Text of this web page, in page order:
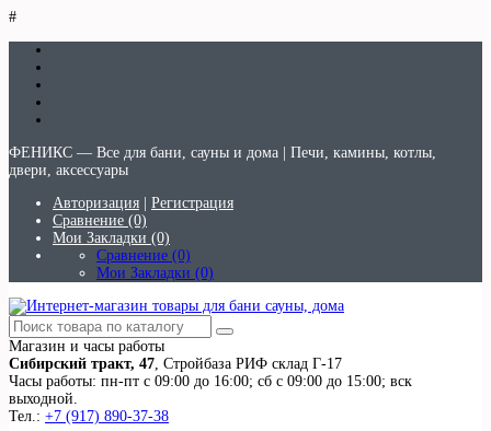
#
ФЕНИКС — Все для бани, сауны и дома | Печи, камины, котлы,
двери, аксессуары
Авторизация
Регистрация
Сравнение (0)
Мои Закладки (0)
Сравнение (0)
Мои Закладки (0)
Магазин и часы работы
Сибирский тракт, 47, Стройбаза РИФ склад Г-17
Часы работы: пн-пт с 09:00 до 16:00; сб с 09:00 до 15:00; вск
выходной.
Тел.: +7 (917) 890-37-38